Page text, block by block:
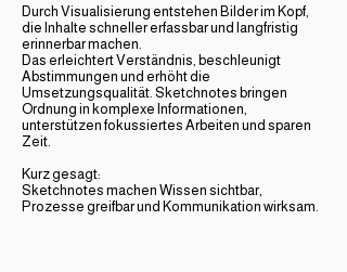
Durch Visualisierung entstehen Bilder im Kopf,
die Inhalte schneller erfassbar und langfristig
erinnerbar machen.
Das erleichtert Verständnis, beschleunigt
Abstimmungen und erhöht die
Umsetzungsqualität. Sketchnotes bringen
Ordnung in komplexe Informationen,
unterstützen fokussiertes Arbeiten und sparen
Zeit.
Kurz gesagt:
Sketchnotes machen Wissen sichtbar,
Prozesse greifbar und Kommunikation wirksam.